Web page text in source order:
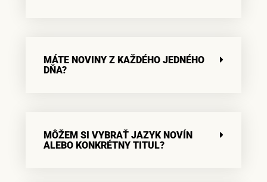
MÁTE NOVINY Z KAŽDÉHO JEDNÉHO
DŇA?
MÔŽEM SI VYBRAŤ JAZYK NOVÍN
ALEBO KONKRÉTNY TITUL?